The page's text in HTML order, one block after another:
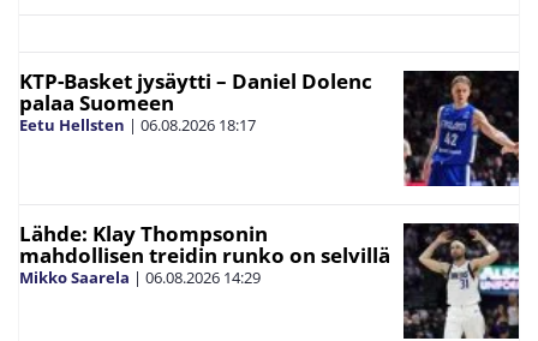
KTP-Basket jysäytti – Daniel Dolenc
palaa Suomeen
Eetu Hellsten | 06.08.2026 18:17
Lähde: Klay Thompsonin
mahdollisen treidin runko on selvillä
Mikko Saarela | 06.08.2026 14:29